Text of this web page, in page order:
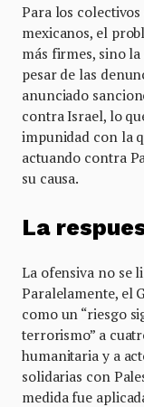
Para los
mexicanos, el
más firmes, sino
pesar de las
anunciado
contra Israel, lo
impunidad con la
actuando contra
su causa.
La
La ofensiva no se
Paralelamente, el
como un “riesgo
terrorismo” a
humanitaria y a
solidarias con
medida fue